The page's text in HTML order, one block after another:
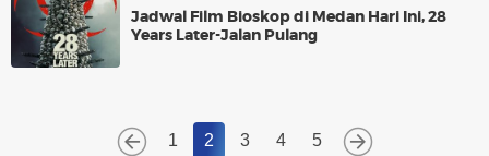
Jadwal Film Bioskop di Medan Hari Ini, 28
Years Later-Jalan Pulang
1 2 3 4 5